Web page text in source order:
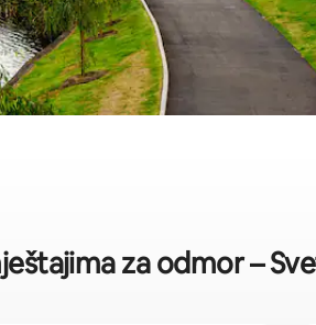
za odmor –